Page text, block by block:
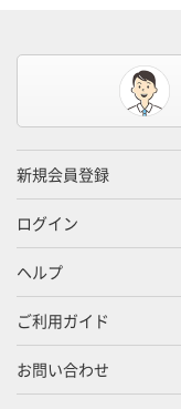
新規会員登録
ログイン
ヘルプ
ご利用ガイド
お問い合わせ